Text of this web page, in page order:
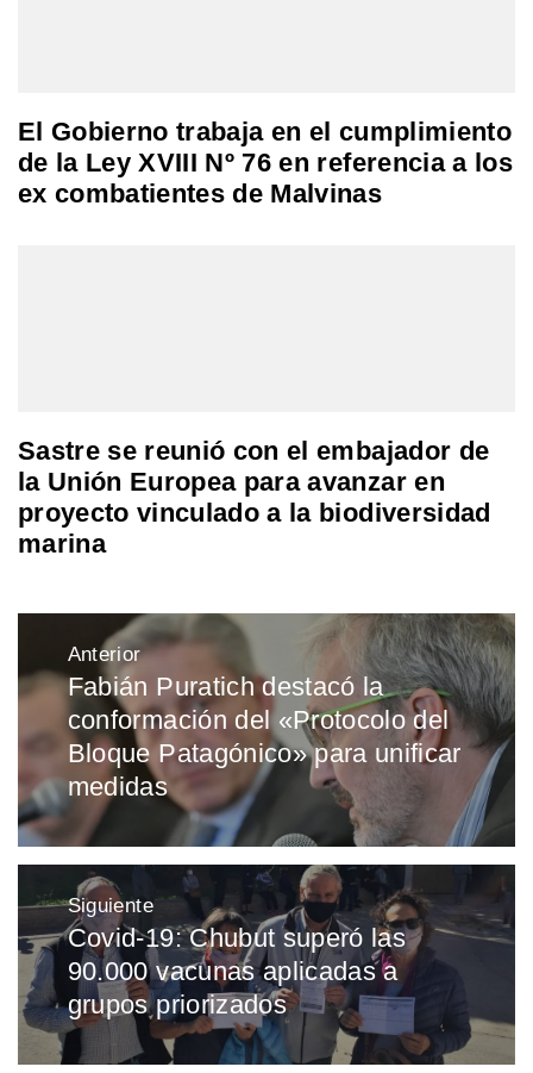
El Gobierno trabaja en el cumplimiento
de la Ley XVIII Nº 76 en referencia a los
ex combatientes de Malvinas
Sastre se reunió con el embajador de
la Unión Europea para avanzar en
proyecto vinculado a la biodiversidad
marina
Navegación
de
entradas
Anterior
Entrada
anterior:
Fabián Puratich destacó la
conformación del «Protocolo del
Bloque Patagónico» para unificar
medidas
Siguiente
Entrada
siguiente:
Covid-19: Chubut superó las
90.000 vacunas aplicadas a
grupos priorizados